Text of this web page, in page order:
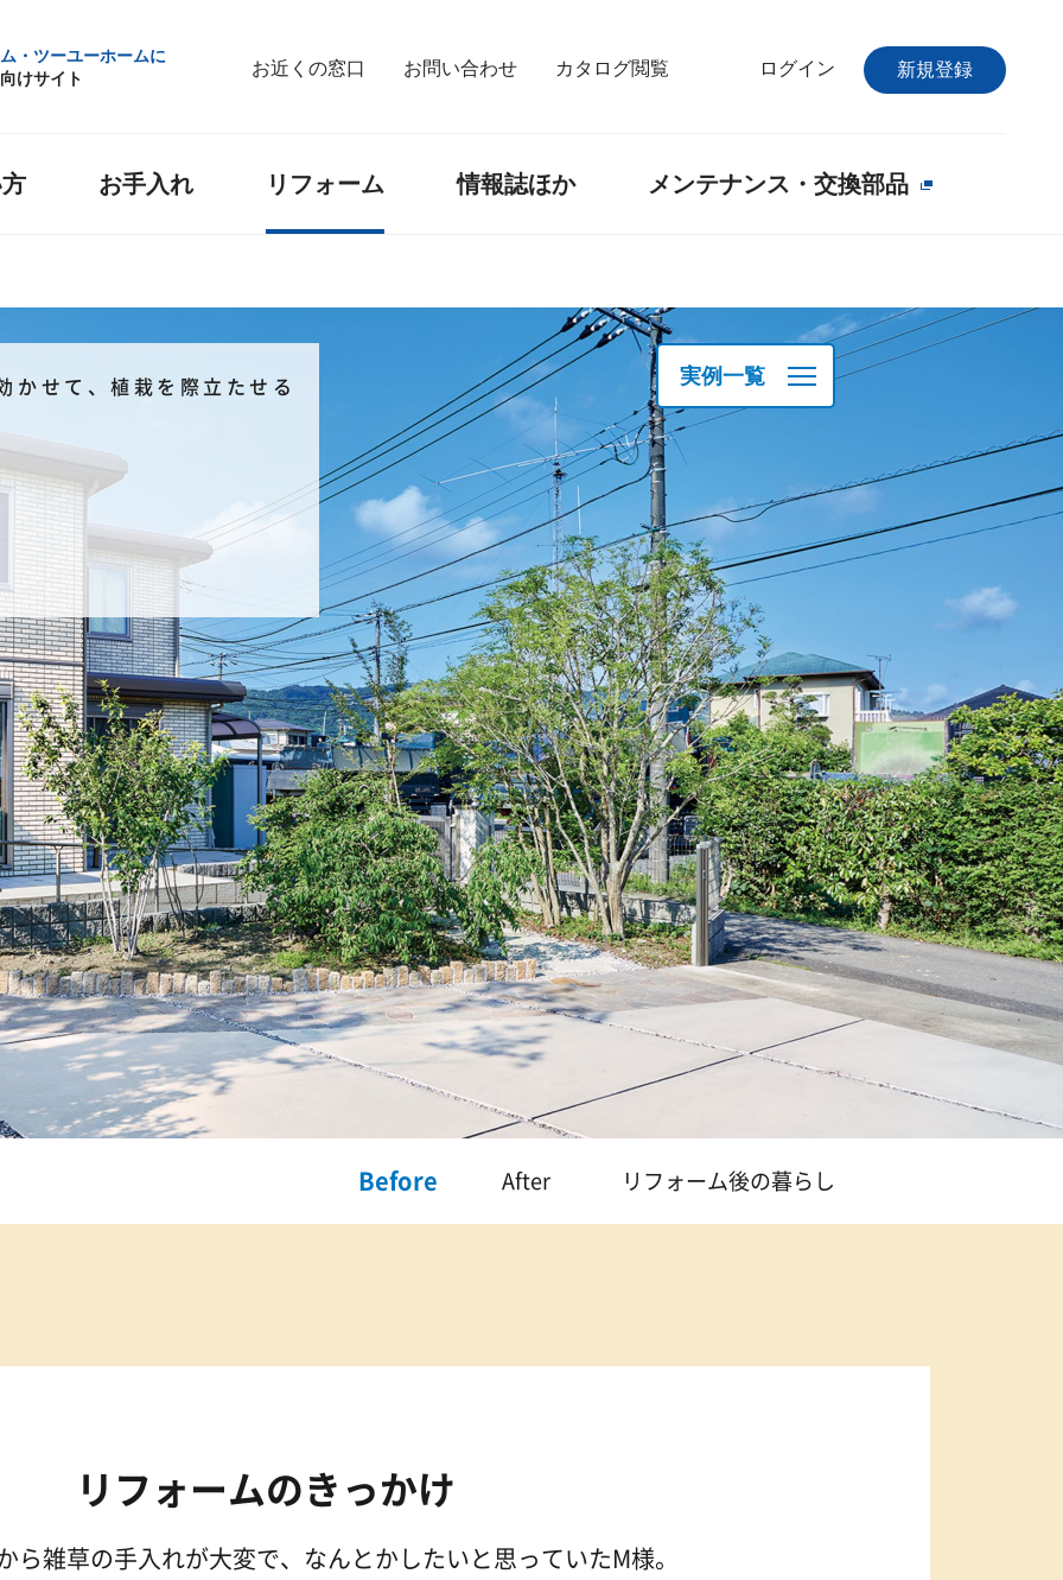
・ツーユーホームに
けサイト
お近くの窓口 お問い合わせ カタログ閲覧 新規登録
ログイン
お手入れ リフォーム 情報誌ほか メンテナンス・交換部品
かせて、植栽を際立たせる 実例一覧
Before After リフォーム後の暮らし
リフォームのきっかけ
ら雑草の手入れが大変で、なんとかしたいと思っていたM様。